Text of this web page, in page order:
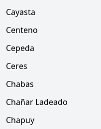
Cayasta
Centeno
Cepeda
Ceres
Chabas
Chañar Ladeado
Chapuy